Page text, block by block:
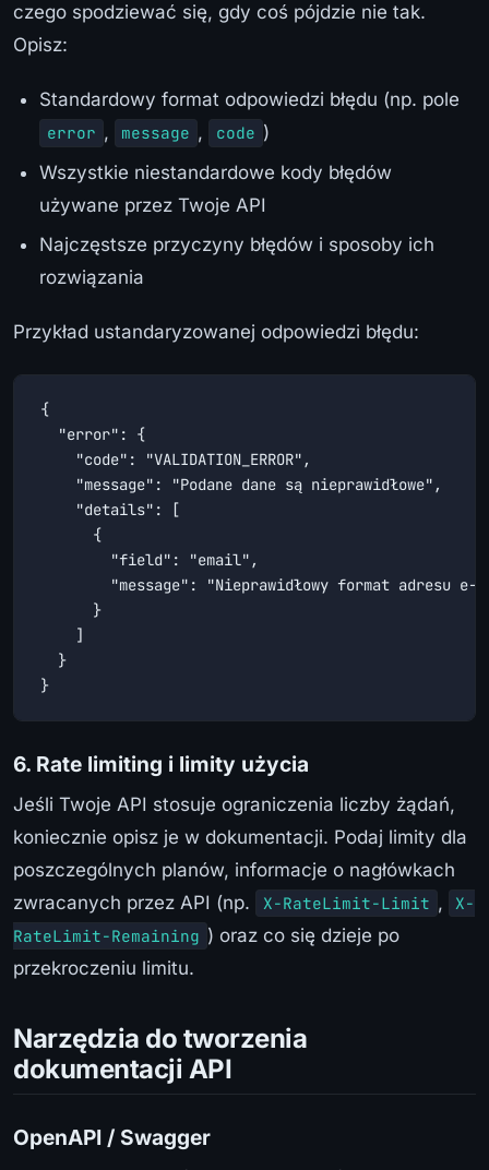
czego spodziewać się, gdy coś pójdzie nie tak.
Opisz:
Standardowy format odpowiedzi błędu (np. pole
error , message , code )
Wszystkie niestandardowe kody błędów
używane przez Twoje API
Najczęstsze przyczyny błędów i sposoby ich
rozwiązania
Przykład ustandaryzowanej odpowiedzi błędu:
{
  "error": {
    "code": "VALIDATION_ERROR",
    "message": "Podane dane są nieprawidłowe",
    "details": [
      {
        "field": "email",
"message": "Nieprawidłowy format adresu e-
      }
    ]
  }
}
6. Rate limiting i limity użycia
Jeśli Twoje API stosuje ograniczenia liczby żądań,
koniecznie opisz je w dokumentacji. Podaj limity dla
poszczególnych planów, informacje o nagłówkach
zwracanych przez API (np.
X-RateLimit-Limit ,
X-
RateLimit-Remaining ) oraz co się dzieje po
przekroczeniu limitu.
Narzędzia do tworzenia
dokumentacji API
OpenAPI / Swagger